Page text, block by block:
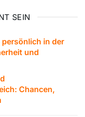
SEIN
in der
und
Chancen,